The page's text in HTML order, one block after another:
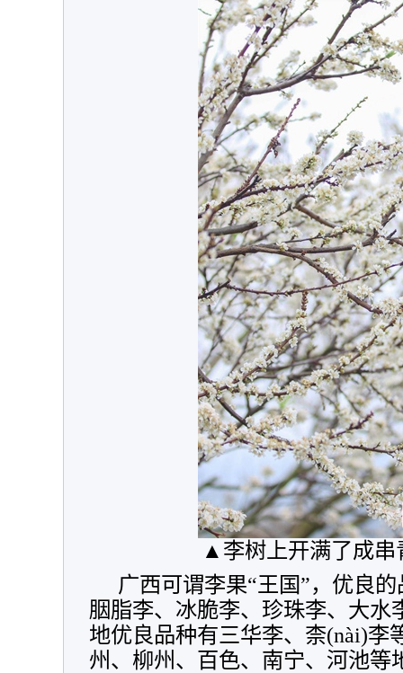
▲李树上开满了成串
广西可谓李果“王国”，优良
胭脂李、冰脆李、珍珠李、大水
地优良品种有三华李、柰(nài)李
州、柳州、百色、南宁、河池等